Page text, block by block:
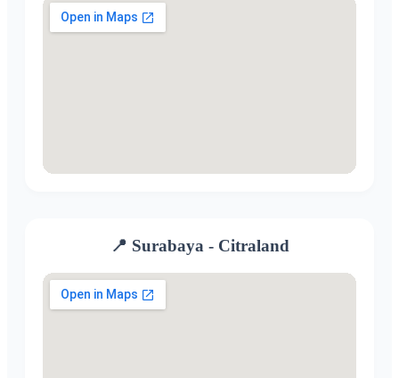
📍 Surabaya - Citraland